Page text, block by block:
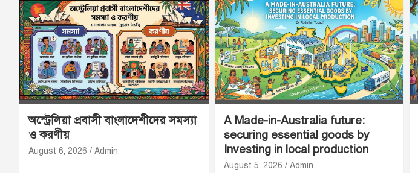
অস্ট্রেলিয়া প্রবাসী বাংলাদেশীদের সমস্যা
ও করণীয়
August 6, 2026 Admin
A Made-in-Australia future:
securing essential goods by
Investing in local production
August 5, 2026 Admin